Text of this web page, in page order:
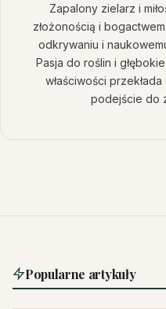
Zapalony zielarz i
złożonością i
odkrywaniu i
Pasja do roślin i
właściwości
podejście do
Popularne artykuły